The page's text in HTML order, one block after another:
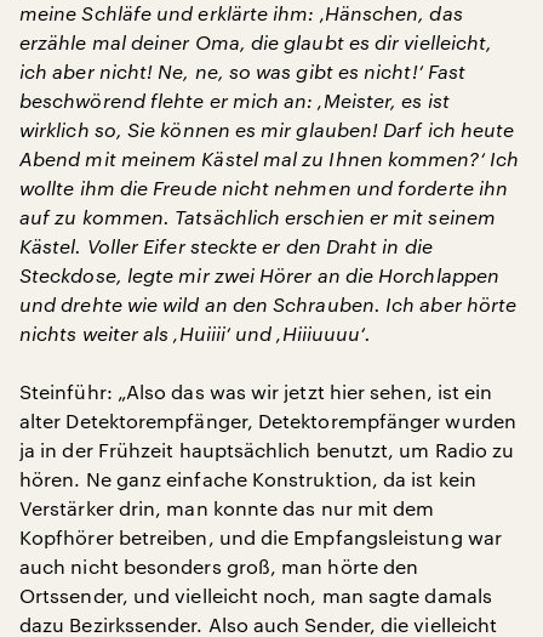
meine Schläfe und erklärte ihm: ‚Hänschen, das
erzähle mal deiner Oma, die glaubt es dir vielleicht,
ich aber nicht! Ne, ne, so was gibt es nicht!‘ Fast
beschwörend flehte er mich an: ‚Meister, es ist
wirklich so, Sie können es mir glauben! Darf ich heute
Abend mit meinem Kästel mal zu Ihnen kommen?‘ Ich
wollte ihm die Freude nicht nehmen und forderte ihn
auf zu kommen. Tatsächlich erschien er mit seinem
Kästel. Voller Eifer steckte er den Draht in die
Steckdose, legte mir zwei Hörer an die Horchlappen
und drehte wie wild an den Schrauben. Ich aber hörte
nichts weiter als ‚Huiiii‘ und ‚Hiiiuuuu‘.
Steinführ: „Also das was wir jetzt hier sehen, ist ein
alter Detektorempfänger, Detektorempfänger wurden
ja in der Frühzeit hauptsächlich benutzt, um Radio zu
hören. Ne ganz einfache Konstruktion, da ist kein
Verstärker drin, man konnte das nur mit dem
Kopfhörer betreiben, und die Empfangsleistung war
auch nicht besonders groß, man hörte den
Ortssender, und vielleicht noch, man sagte damals
dazu Bezirkssender. Also auch Sender, die vielleicht